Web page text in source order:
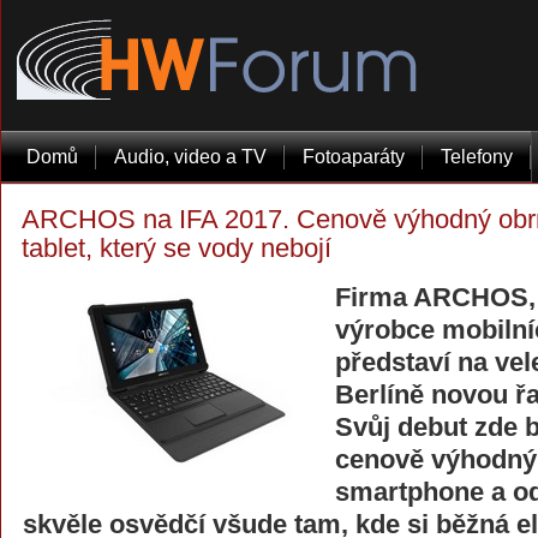
Domů Audio, video a TV Fotoaparáty Telefony
ARCHOS na IFA 2017. Cenově výhodný
tablet, který se vody nebojí
Firma
výrobce
představí na
Berlíně novou
Svůj debut zde
cenově
smartphone a
skvěle osvědčí všude tam, kde si běžná